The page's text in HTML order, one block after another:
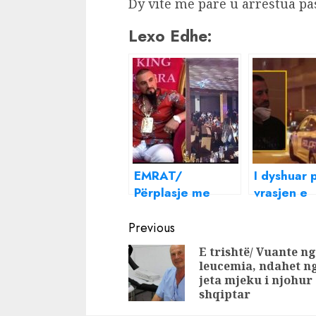
Dy vite më parë u arrestua
Lexo Edhe:
EMRAT/
Përplasje me
kuksianëve dhe
kosovarëve, kush
është 31-vjeçari
që u vra nga
pronari i lokalit
I dyshuar
vrasjen e
Marku,
me armë
Shkodër,
Continue
Reading
Previous
E trishtë/ Vuante
leucemia, ndahet
jeta mjeku i njohur
shqiptar